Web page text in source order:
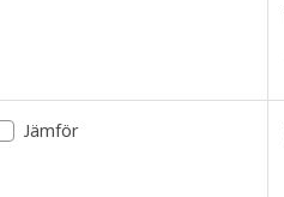
Jämför